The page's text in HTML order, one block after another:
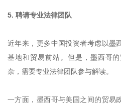
5. 聘请专业法律团队
近年来，更多中国投资者考虑以墨
基地和贸易前站。但是，墨西哥
杂，需要专业法律团队参与解读。
一方面，墨西哥与美国之间的贸易